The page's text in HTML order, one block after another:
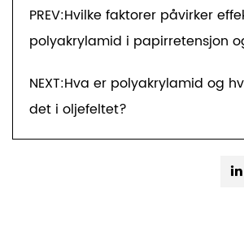
PREV:Hvilke faktorer påvirker
polyakrylamid i papirretensjon
NEXT:Hva er polyakrylamid og
det i oljefeltet?